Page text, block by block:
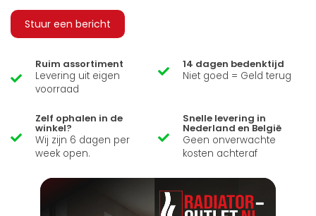
Stuur een bericht
Ruim assortiment
Levering uit eigen
voorraad
14 dagen bedenktijd
Niet goed = Geld terug
Zelf ophalen in de
winkel?
Wij zijn 6 dagen per
week open.
Snelle levering in
Nederland en België
Geen onverwachte
kosten achteraf